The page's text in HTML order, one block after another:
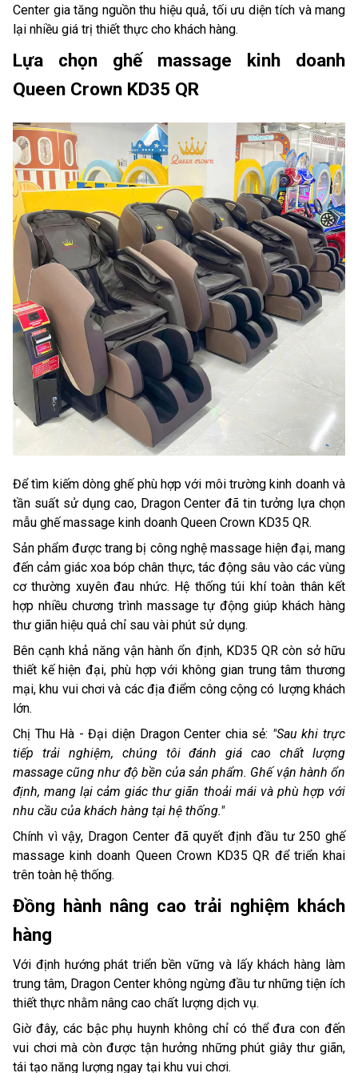
Center gia tăng nguồn thu hiệu quả, tối ưu diện tích và mang
lại nhiều giá trị thiết thực cho khách hàng.
Lựa chọn ghế massage kinh doanh
Queen Crown KD35 QR
Để tìm kiếm dòng ghế phù hợp với môi trường kinh doanh và
tần suất sử dụng cao, Dragon Center đã tin tưởng lựa chọn
mẫu ghế massage kinh doanh Queen Crown KD35 QR.
Sản phẩm được trang bị công nghệ massage hiện đại, mang
đến cảm giác xoa bóp chân thực, tác động sâu vào các vùng
cơ thường xuyên đau nhức. Hệ thống túi khí toàn thân kết
hợp nhiều chương trình massage tự động giúp khách hàng
thư giãn hiệu quả chỉ sau vài phút sử dụng.
Bên cạnh khả năng vận hành ổn định, KD35 QR còn sở hữu
thiết kế hiện đại, phù hợp với không gian trung tâm thương
mại, khu vui chơi và các địa điểm công cộng có lượng khách
lớn.
Chị Thu Hà - Đại diện Dragon Center chia sẻ: "Sau khi trực
tiếp trải nghiệm, chúng tôi đánh giá cao chất lượng
massage cũng như độ bền của sản phẩm. Ghế vận hành ổn
định, mang lại cảm giác thư giãn thoải mái và phù hợp với
nhu cầu của khách hàng tại hệ thống."
Chính vì vậy, Dragon Center đã quyết định đầu tư 250 ghế
massage kinh doanh Queen Crown KD35 QR để triển khai
trên toàn hệ thống.
Đồng hành nâng cao trải nghiệm khách
hàng
Với định hướng phát triển bền vững và lấy khách hàng làm
trung tâm, Dragon Center không ngừng đầu tư những tiện ích
thiết thực nhằm nâng cao chất lượng dịch vụ.
Giờ đây, các bậc phụ huynh không chỉ có thể đưa con đến
vui chơi mà còn được tận hưởng những phút giây thư giãn,
tái tạo năng lượng ngay tại khu vui chơi.